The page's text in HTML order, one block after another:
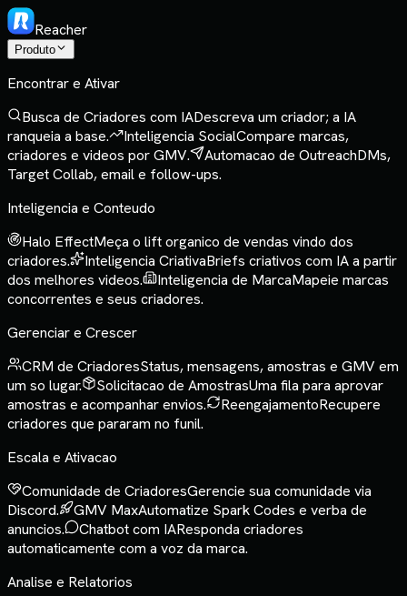
Reacher
Produto
Encontrar e Ativar
Busca de Criadores com IADescreva um criador; a IA
ranqueia a base.
Inteligencia SocialCompare marcas,
criadores e videos por GMV.
Automacao de OutreachDMs,
Target Collab, email e follow-ups.
Inteligencia e Conteudo
Halo EffectMeça o lift organico de vendas vindo dos
criadores.
Inteligencia CriativaBriefs criativos com IA a partir
dos melhores videos.
Inteligencia de MarcaMapeie marcas
concorrentes e seus criadores.
Gerenciar e Crescer
CRM de CriadoresStatus, mensagens, amostras e GMV em
um so lugar.
Solicitacao de AmostrasUma fila para aprovar
amostras e acompanhar envios.
ReengajamentoRecupere
criadores que pararam no funil.
Escala e Ativacao
Comunidade de CriadoresGerencie sua comunidade via
Discord.
GMV MaxAutomatize Spark Codes e verba de
anuncios.
Chatbot com IAResponda criadores
automaticamente com a voz da marca.
Analise e Relatorios